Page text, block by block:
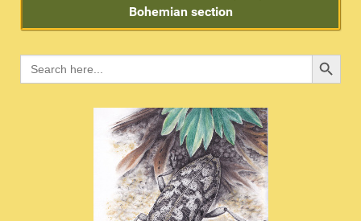
Bohemian section
Search
for:
Search